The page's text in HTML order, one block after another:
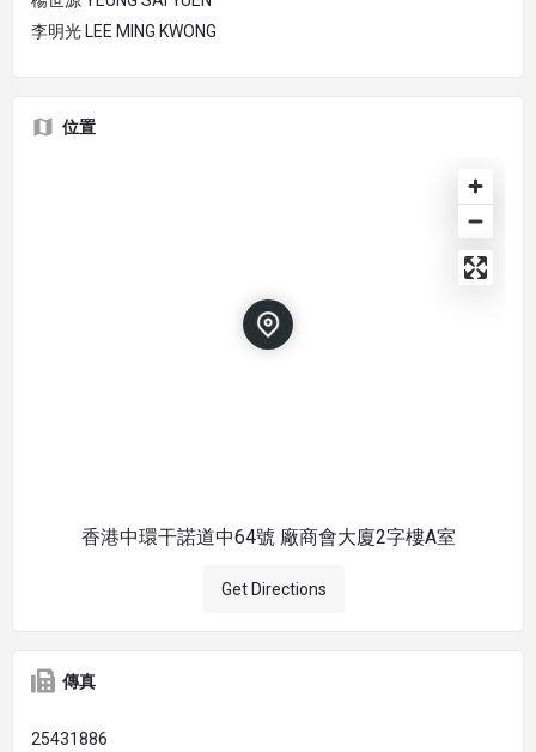
李明光 LEE MING KWONG
位置
香港中環干諾道中64號 廠商會大廈2字樓A室
Get Directions
傳真
25431886